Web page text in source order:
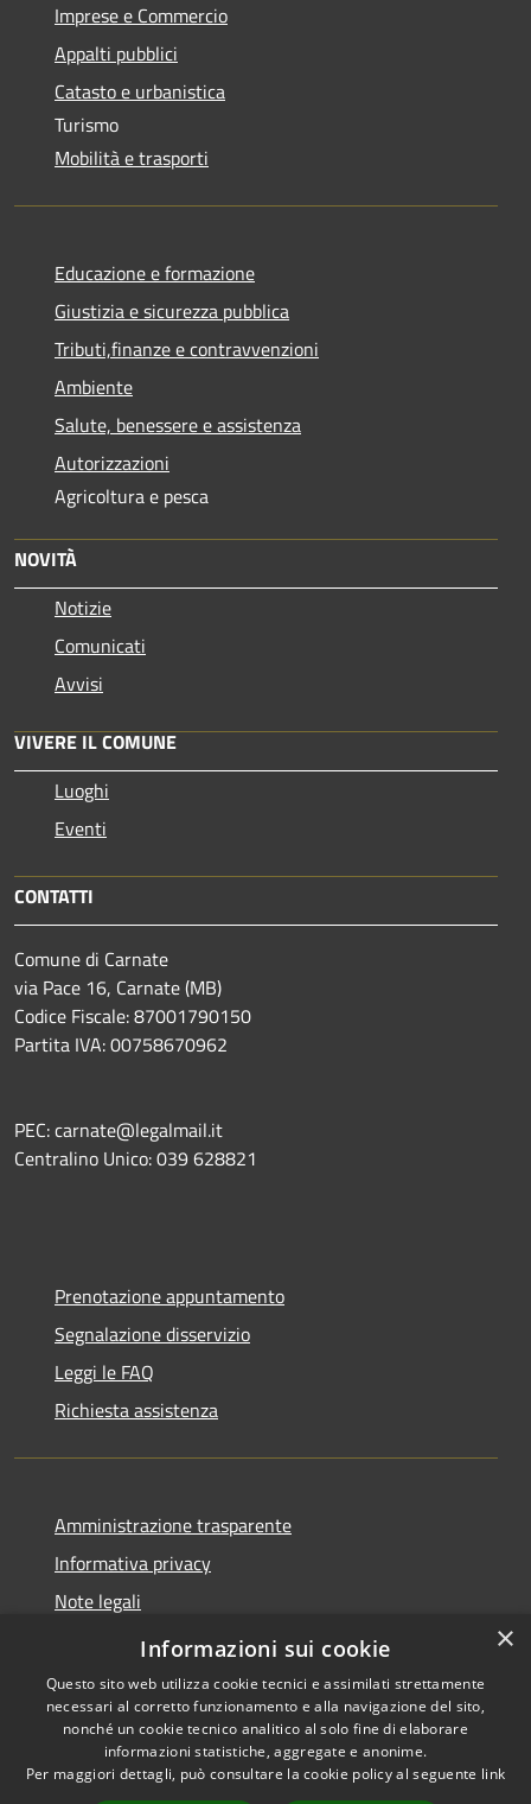
Imprese e Commercio
Appalti pubblici
Catasto e urbanistica
Turismo
Mobilità e trasporti
Educazione e formazione
Giustizia e sicurezza pubblica
Tributi,finanze e contravvenzioni
Ambiente
Salute, benessere e assistenza
Autorizzazioni
Agricoltura e pesca
NOVITÀ
Notizie
Comunicati
Avvisi
VIVERE IL COMUNE
Luoghi
Eventi
CONTATTI
Comune di Carnate
via Pace 16, Carnate (MB)
Codice Fiscale: 87001790150
Partita IVA: 00758670962
PEC: carnate@legalmail.it
Centralino Unico: 039 628821
Prenotazione appuntamento
Segnalazione disservizio
Leggi le FAQ
Richiesta assistenza
Amministrazione trasparente
Informativa privacy
Note legali
Dichiarazione di accessibilità
Accessibilità
Copyright © 2026 • Comune di
Carnate • Powered by
×
Informazioni sui cookie
Questo sito web utilizza cookie tecnici e assimilati strettamente
necessari al corretto funzionamento e alla navigazione del sito,
nonché un cookie tecnico analitico al solo fine di elaborare
informazioni statistiche, aggregate e anonime.
Per maggiori dettagli, può consultare la cookie policy al seguente link